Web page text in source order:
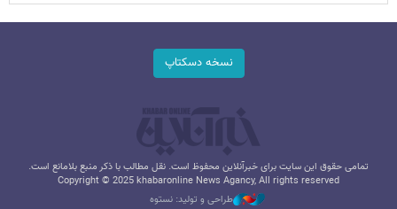
نسخه دسکتاپ
تمامی حقوق این سایت برای خبرآنلاین محفوظ است. نقل مطالب با ذکر منبع بلامانع است.
Copyright © 2025 khabaronline News Agancy, All rights reserved
طراحی و تولید: نستوه